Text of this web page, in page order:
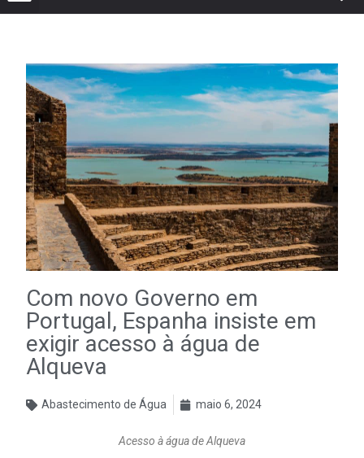
Com novo Governo em
Portugal, Espanha insiste em
exigir acesso à água de
Alqueva
Abastecimento de Água maio 6, 2024
Acesso à água de Alqueva